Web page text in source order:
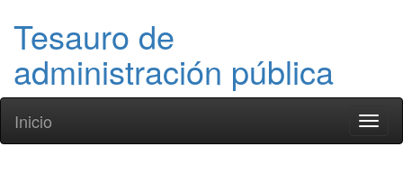
Tesauro de
administración pública
Inicio